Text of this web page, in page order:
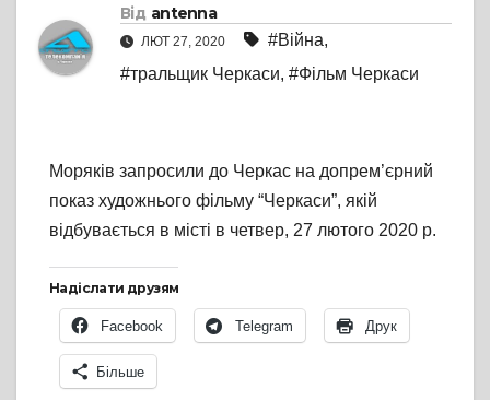
Від antenna
ЛЮТ 27, 2020 #Війна,
#тральщик Черкаси, #Фільм Черкаси
Моряків запросили до Черкас на допрем’єрний
показ художнього фільму “Черкаси”, якій
відбувається в місті в четвер, 27 лютого 2020 р.
Надіслати друзям
Facebook Telegram Друк
Більше